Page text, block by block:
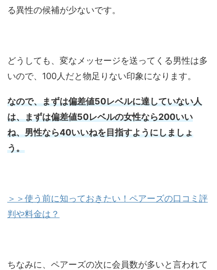
る異性の候補が少ないです。
どうしても、変なメッセージを送ってくる男性は多
いので、100人だと物足りない印象になります。
なので、まずは偏差値50レベルに達していない人
は、まずは偏差値50レベルの女性なら200いい
ね、男性なら40いいねを目指すようにしましょ
う。
＞＞使う前に知っておきたい！ペアーズの口コミ評
判や料金は？
ちなみに、ペアーズの次に会員数が多いと言われて